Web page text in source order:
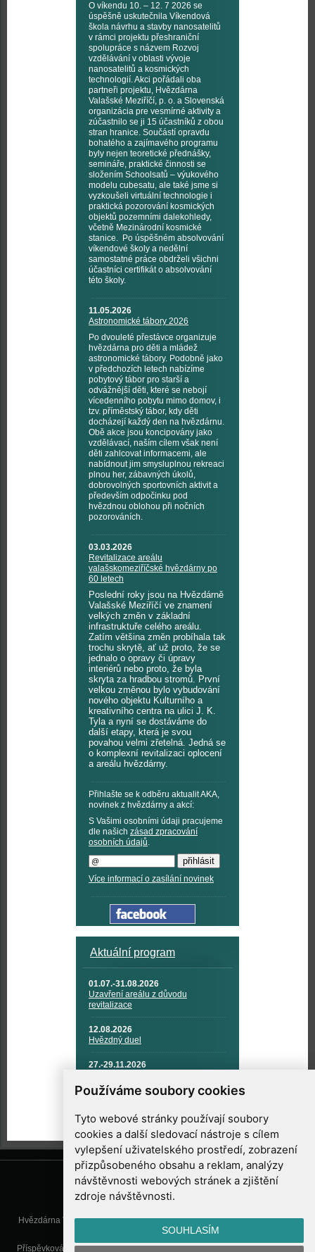
Používáme soubory cookies
Tyto webové stránky používají soubory
cookies a další sledovací nástroje s cílem
vylepšení uživatelského prostředí, zobrazení
přizpůsobeného obsahu a reklam, analýzy
návštěvnosti webových stránek a zjištění
zdroje návštěvnosti.
SOUHLASÍM
O víkendu 10. – 12. 7 2026 se
úspěšně uskutečnila Víkendová
škola návrhu a stavby nanosatelitů
v rámci projektu přeshraniční
spolupráce s názvem Rozvoj
vzdělávání v oblasti vývoje
nanosatelitů a kosmických
technologií. Akci pořádali oba
partneři projektu, Hvězdárna
Valašské Meziříčí, p. o. a Slovenská
organizácia pre vesmírné aktivity a
zúčastnilo se ji 15 účastníků z obou
stran hranice. Součástí opravdu
bohatého a zajímavého programu
byly nejen teoretické přednášky,
semináře, praktické činnosti se
složením Schoolsatů – výukového
modelu cubesatu, ale také jsme si
vyzkoušeli virtuální technologie i
praktická pozorování kosmických
objektů pozemními dalekohledy,
včetně Mezinárodní kosmické
stanice. Po úspěšném absolvování
víkendové školy a nedělní
samostatné práce obdrželi všichni
účastníci certifikát o absolvování
této školy.
11.05.2026
Astronomické tábory 2026
Po dvouleté přestávce organizuje
hvězdárna pro děti a mládež
astronomické tábory. Podobně jako
v předchozích letech nabízíme
pobytový tábor pro starší a
odvážnější děti, které se nebojí
vícedenního pobytu mimo domov, i
tzv. příměstský tábor, kdy děti
docházejí každý den na hvězdárnu.
Obě akce jsou koncipovány jako
vzdělávací, naším cílem však není
děti zahlcovat informacemi, ale
nabídnout jim smysluplnou rekreaci
plnou her, zábavných úkolů,
dobrovolných sportovních aktivit a
především odpočinku pod
hvězdnou oblohou při nočních
pozorováních.
03.03.2026
Revitalizace areálu
valašskomeziříčské hvězdárny po
60 letech
Poslední roky jsou na Hvězdárně
Valašské Meziříčí ve znamení
velkých změn v základní
infrastruktuře celého areálu.
Zatím většina změn probíhala tak
trochu skrytě, ať už proto, že se
jednalo o opravy či úpravy
interiérů nebo proto, že byla
skryta za hradbou stromů. První
velkou změnou bylo vybudování
nového objektu Kulturního a
kreativního centra na ulici J. K.
Tyla a nyní se dostáváme do
další etapy, která je svou
povahou velmi zřetelná. Jedná se
o komplexní revitalizaci oplocení
a areálu hvězdárny.
Přihlašte se k odběru aktualit AKA,
novinek z hvězdárny a akcí:
S Vašimi osobními údaji pracujeme
dle našich zásad zpracování
osobních údajů.
Více informací o zasílání novinek
Aktuální program
01.07.-31.08.2026
Uzavření areálu z důvodu
revitalizace
12.08.2026
Hvězdný duel
27.-29.11.2026
TECHNIKA A KOSMICKÉ
TECHNOLOGIE
Hvězdárna Valašské Meziříčí, příspěvková organizace, Vsetínská 78, 757
01 Valašské Meziříčí
Příspěvková organizace Zlínského kraje. Telefon:571 611 928, Mobil:777